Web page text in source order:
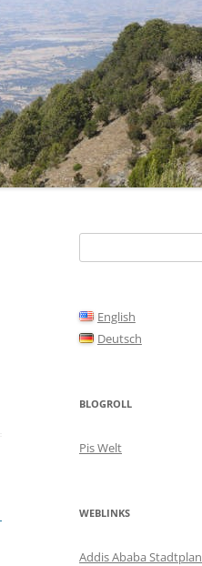
nach:
English
Deutsch
BLOGROLL
Pis Welt
WEBLINKS
Addis Ababa Stadtplan